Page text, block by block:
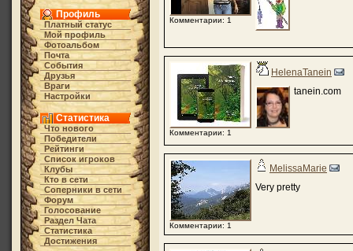
Профиль
Платный статус
Мой профиль
Фотоальбом
Почта
События
Друзья
Враги
Настройки
Статистика
Что нового
Победители
Рейтинги
Список игроков
Клубы
Кто в cети
Соперники в сети
Форум
Голосование
Раздел Чата
Статистика
Достижения
Комментарии: 1
Комментарии: 1
HelenaTanein
tanein.com
Комментарии: 1
MelissaMarie
Very pretty